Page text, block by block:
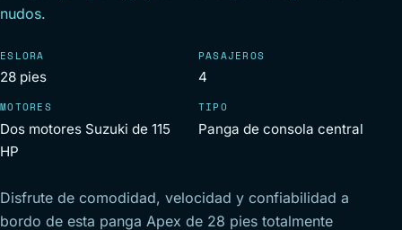
nudos.
ESLORA
28 pies
PASAJEROS
4
MOTORES
Dos motores Suzuki de 115
HP
TIPO
Panga de consola central
Disfrute de comodidad, velocidad y confiabilidad a
bordo de esta panga Apex de 28 pies totalmente